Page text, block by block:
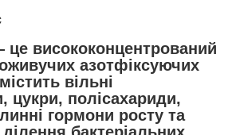
висококонцентрований
азотфіксуючих
вільні
цукри, полісахариди,
гормони росту та